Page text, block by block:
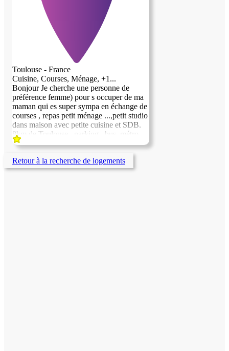
Toulouse - France
Cuisine, Courses, Ménage, +1...
Bonjour Je cherche une personne de
préférence femme) pour s occuper de ma
maman qui es super sympa en échange de
courses , repas petit ménage ...,petit studio
dans maison avec petite cuisine et SDB.
8km de Toulouse , parking , bus, métro .
Merci Oliver
Retour à la recherche de logements